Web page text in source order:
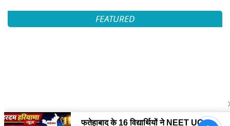
FEATURED